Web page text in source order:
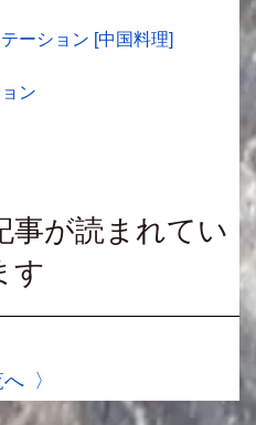
ーション [中国料理]
ン
事が読まれてい
す
へ